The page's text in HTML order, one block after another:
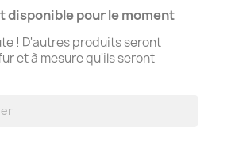
disponible pour le moment
! D'autres produits seront
et à mesure qu'ils seront